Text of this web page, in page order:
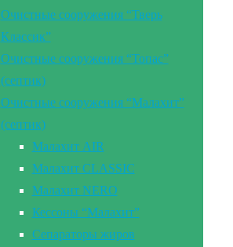
Очистные сооружения “Тверь
Классик”
Очистные сооружения “Топас”
(септик)
Очистные сооружения “Малахит”
(септик)
Малахит AIR
Малахит CLASSIC
Малахит NERO
Кессоны “Малахит”
Сепараторы жиров